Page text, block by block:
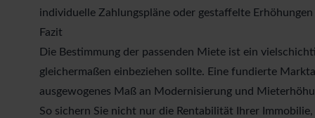
individuelle Zahlungspläne oder gestaffelte Erhöhungen
Fazit
Die Bestimmung der passenden Miete ist ein
gleichermaßen einbeziehen sollte. Eine fundierte
ausgewogenes Maß an Modernisierung und
So sichern Sie nicht nur die Rentabilität Ihrer